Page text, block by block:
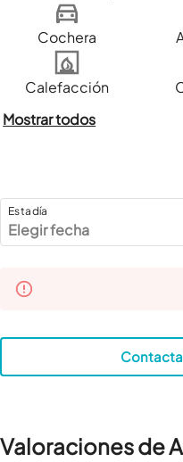
Cochera
Calefacción
Mostrar todos
Estadía
Elegir fecha
Valoraciones de